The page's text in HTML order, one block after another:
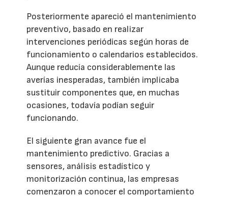
Posteriormente apareció el mantenimiento
preventivo, basado en realizar
intervenciones periódicas según horas de
funcionamiento o calendarios establecidos.
Aunque reducía considerablemente las
averías inesperadas, también implicaba
sustituir componentes que, en muchas
ocasiones, todavía podían seguir
funcionando.
El siguiente gran avance fue el
mantenimiento predictivo. Gracias a
sensores, análisis estadístico y
monitorización continua, las empresas
comenzaron a conocer el comportamiento